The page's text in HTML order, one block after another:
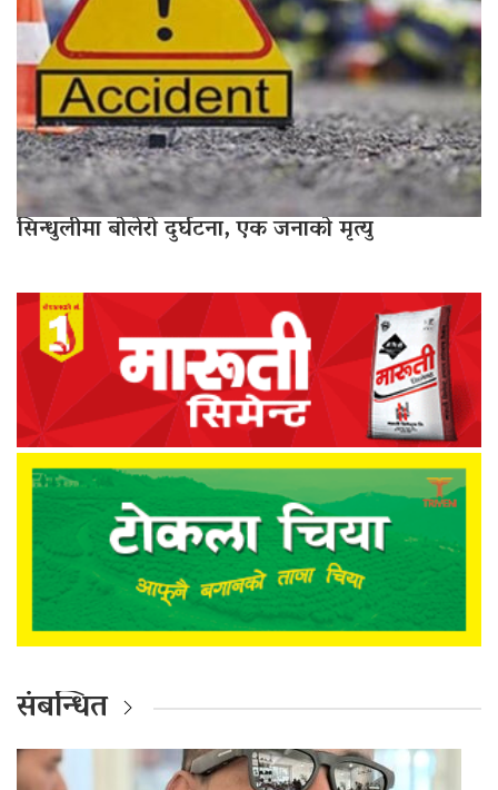
सिन्धुलीमा बोलेरो दुर्घटना, एक जनाको मृत्यु
संबन्धित